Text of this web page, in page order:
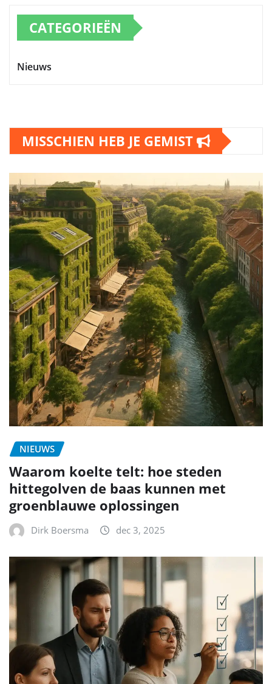
CATEGORIEËN
Nieuws
MISSCHIEN HEB JE GEMIST
NIEUWS
Waarom koelte telt: hoe steden
hittegolven de baas kunnen met
groenblauwe oplossingen
Dirk Boersma dec 3, 2025